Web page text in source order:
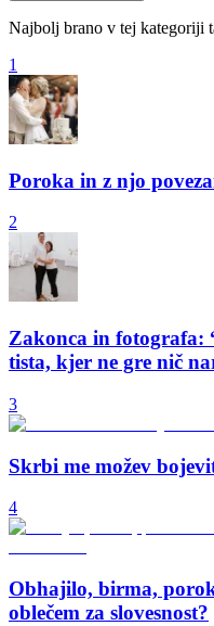
Najbolj brano v tej kategoriji
1
Poroka in z njo
2
Zakonca in fotografa:
tista, kjer ne gre nič
3
Skrbi me možev
4
Obhajilo, birma,
oblečem za slovesnost?